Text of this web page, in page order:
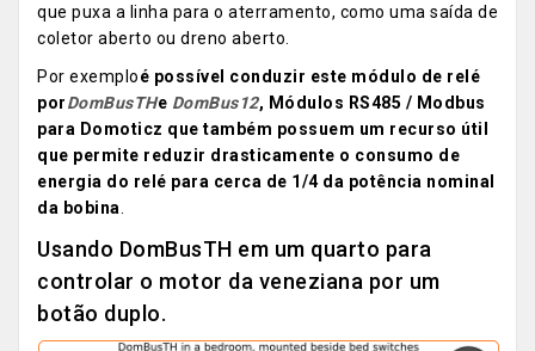
que puxa a linha para o aterramento, como uma saída de
coletor aberto ou dreno aberto.
Por exemploé possível conduzir este módulo de relé
porDomBusTHe DomBus12, Módulos RS485 / Modbus
para Domoticz que também possuem um recurso útil
que permite reduzir drasticamente o consumo de
energia do relé para cerca de 1/4 da potência nominal
da bobina
Usando DomBusTH em um quarto para
controlar o motor da veneziana por um
botão duplo.